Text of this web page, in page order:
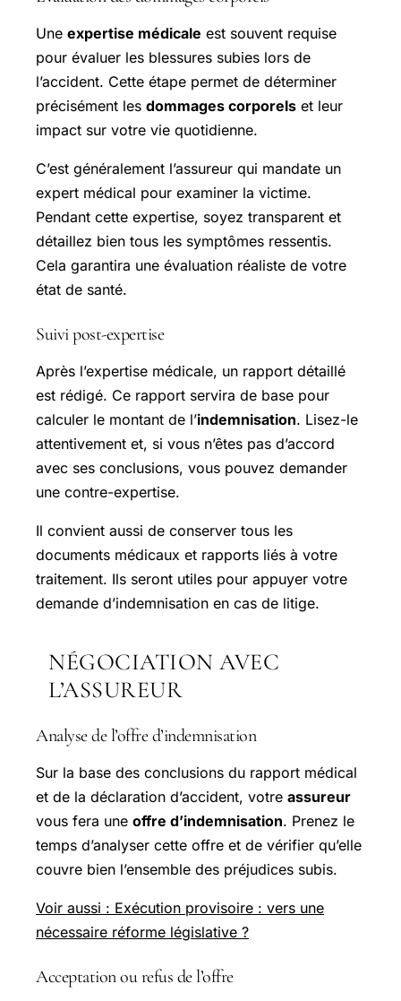
Une expertise médicale est souvent requise
pour évaluer les blessures subies lors de
l’accident. Cette étape permet de déterminer
précisément les dommages corporels et leur
impact sur votre vie quotidienne.
C’est généralement l’assureur qui mandate un
expert médical pour examiner la victime.
Pendant cette expertise, soyez transparent et
détaillez bien tous les symptômes ressentis.
Cela garantira une évaluation réaliste de votre
état de santé.
Suivi post-expertise
Après l’expertise médicale, un rapport détaillé
est rédigé. Ce rapport servira de base pour
calculer le montant de l’indemnisation. Lisez-le
attentivement et, si vous n’êtes pas d’accord
avec ses conclusions, vous pouvez demander
une contre-expertise.
Il convient aussi de conserver tous les
documents médicaux et rapports liés à votre
traitement. Ils seront utiles pour appuyer votre
demande d’indemnisation en cas de litige.
NÉGOCIATION AVEC
L’ASSUREUR
Analyse de l’offre d’indemnisation
Sur la base des conclusions du rapport médical
et de la déclaration d’accident, votre assureur
vous fera une offre d’indemnisation. Prenez le
temps d’analyser cette offre et de vérifier qu’elle
couvre bien l’ensemble des préjudices subis.
Voir aussi : Exécution provisoire : vers une
nécessaire réforme législative ?
Acceptation ou refus de l’offre